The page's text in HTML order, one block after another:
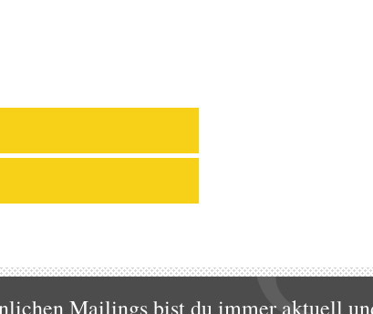
Mailings bist du immer aktuell